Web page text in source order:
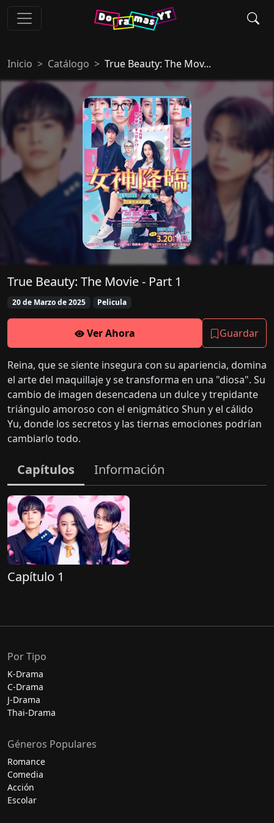
Inicio Catálogo True Beauty: The Mov...
True Beauty: The Movie - Part 1
20 de Marzo de 2025 Pelicula
Ver Ahora Guardar
Reina, que se siente insegura con su apariencia, domina
el arte del maquillaje y se transforma en una "diosa". Su
cambio de imagen desencadena un dulce y trepidante
triángulo amoroso con el enigmático Shun y el cálido
Yu, donde los secretos y las tiernas emociones podrían
cambiarlo todo.
Capítulos Información
Capítulo 1
Por Tipo
K-Drama
C-Drama
J-Drama
Thai-Drama
Géneros Populares
Romance
Comedia
Acción
Escolar